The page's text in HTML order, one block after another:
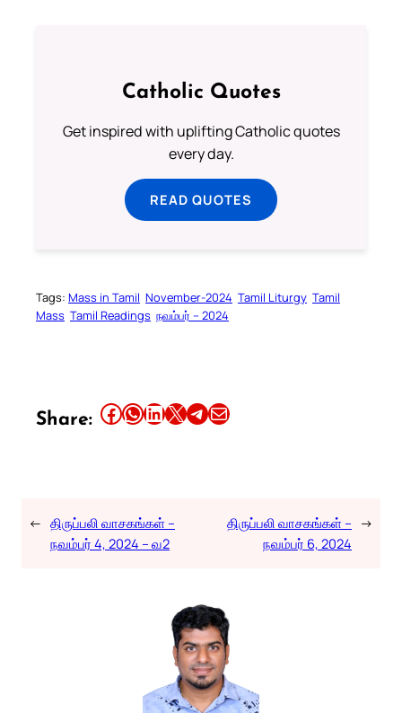
Catholic Quotes
Get inspired with uplifting Catholic quotes
every day.
READ QUOTES
Tags: Mass in Tamil November-2024 Tamil Liturgy Tamil
Mass Tamil Readings நவம்பர் – 2024
Share: Share this article on Facebook Share this article on WhatsApp Share this article on LinkedIn Share this article on X Share this article on TelegramEmail this Article
← திருப்பலி வாசகங்கள் –
நவம்பர் 4, 2024 – வ2
திருப்பலி வாசகங்கள் –
நவம்பர் 6, 2024
→